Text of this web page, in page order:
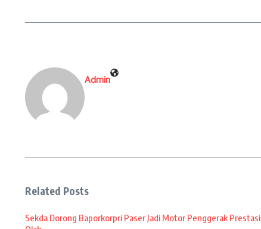
Admin
Related Posts
Sekda Dorong Baporkorpri Paser Jadi Motor Penggerak Prestasi